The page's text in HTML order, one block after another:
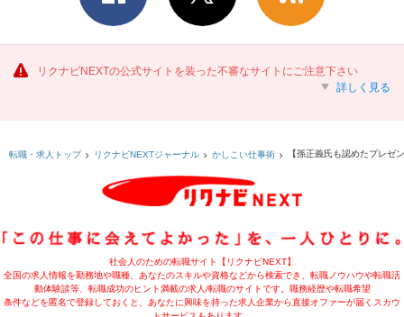
リクナビNEXTの公式サイトを装った不審なサイトにご注意下さい
詳しく見る
転職・求人トップ リクナビNEXTジャーナル かしこい仕事術 【孫正義氏も認めたプレゼ
社会人のための転職サイト【リクナビNEXT】
全国の求人情報を勤務地や職種、あなたのスキルや資格などから検索でき、転職ノウハウや転職活
動体験談等、転職成功のヒント満載の求人/転職のサイトです。職務経歴や転職希望
条件などを匿名で登録しておくと、あなたに興味を持った求人企業から直接オファーが届くスカウ